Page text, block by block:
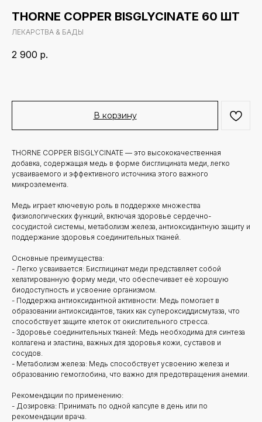
THORNE COPPER BISGLYCINATE 60 ШТ
ЛЕКАРСТВА & БАДЫ
2 900 р.
В корзину
THORNE COPPER BISGLYCINATE — это высококачественная
добавка, содержащая медь в форме бисглицината меди, легко
усваиваемого и эффективного источника этого важного
микроэлемента.
Медь играет ключевую роль в поддержке множества
физиологических функций, включая здоровье сердечно-
сосудистой системы, метаболизм железа, антиоксидантную защиту и
поддержание здоровья соединительных тканей.
Основные преимущества:
- Легко усваивается: Бисглицинат меди представляет собой
хелатированную форму меди, что обеспечивает её хорошую
биодоступность и усвоение организмом.
- Поддержка антиоксидантной активности: Медь помогает в
образовании антиоксидантов, таких как супероксиддисмутаза, что
способствует защите клеток от окислительного стресса.
- Здоровье соединительных тканей: Медь необходима для синтеза
коллагена и эластина, важных для здоровья кожи, суставов и
сосудов.
- Метаболизм железа: Медь способствует усвоению железа и
образованию гемоглобина, что важно для предотвращения анемии.
Рекомендации по применению:
- Дозировка: Принимать по одной капсуле в день или по
рекомендации врача.